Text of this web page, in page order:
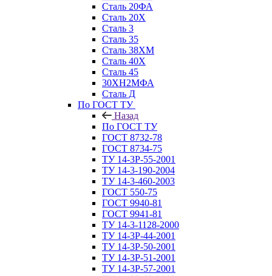
Сталь 20ФА
Сталь 20Х
Сталь 3
Сталь 35
Сталь 38ХМ
Сталь 40Х
Сталь 45
30ХН2МФА
Сталь Д
По ГОСТ ТУ
Назад
По ГОСТ ТУ
ГОСТ 8732-78
ГОСТ 8734-75
ТУ 14-3Р-55-2001
ТУ 14-3-190-2004
ТУ 14-3-460-2003
ГОСТ 550-75
ГОСТ 9940-81
ГОСТ 9941-81
ТУ 14-3-1128-2000
ТУ 14-3Р-44-2001
ТУ 14-3Р-50-2001
ТУ 14-3Р-51-2001
ТУ 14-3Р-57-2001